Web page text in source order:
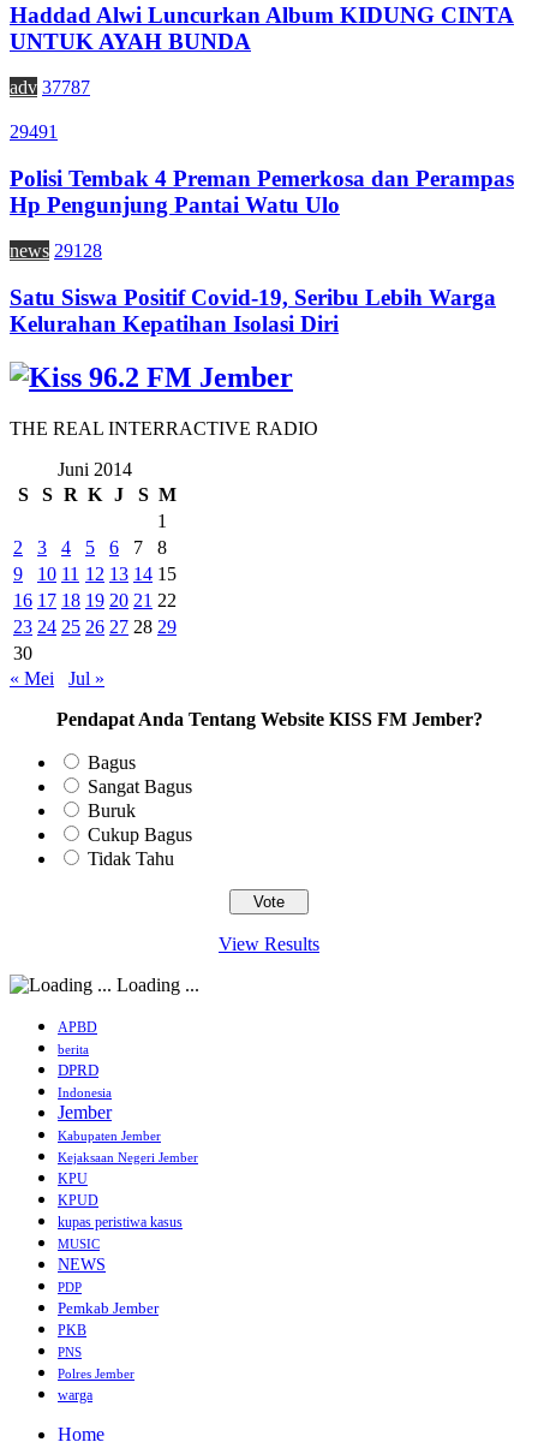
Haddad Alwi Luncurkan Album KIDUNG CINTA
UNTUK AYAH BUNDA
adv 37787
29491
Polisi Tembak 4 Preman Pemerkosa dan Perampas
Hp Pengunjung Pantai Watu Ulo
news 29128
Satu Siswa Positif Covid-19, Seribu Lebih Warga
Kelurahan Kepatihan Isolasi Diri
THE REAL INTERRACTIVE RADIO
Juni 2014
S
S R K J S M
1
2
3 4 5 6 7
8
9
10 11 12 13 14 15
16 17 18 19 20 21 22
23 24 25 26 27 28 29
30
« Mei
Jul »
Pendapat Anda Tentang Website KISS FM Jember?
Bagus
Sangat Bagus
Buruk
Cukup Bagus
Tidak Tahu
View Results
Loading ...
APBD
berita
DPRD
Indonesia
Jember
Kabupaten Jember
Kejaksaan Negeri Jember
KPU
KPUD
kupas peristiwa kasus
MUSIC
NEWS
PDP
Pemkab Jember
PKB
PNS
Polres Jember
warga
Home